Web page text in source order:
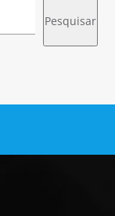
Pesquisar